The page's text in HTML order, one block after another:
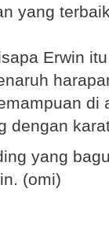
yang
Erwin
di
dengan
yang
(omi)